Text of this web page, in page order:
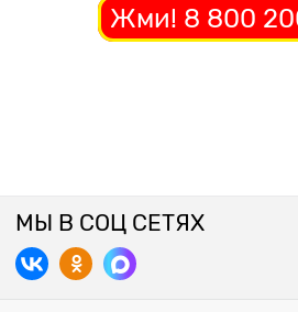
Жми! 8 800
МЫ В СОЦ СЕТЯХ